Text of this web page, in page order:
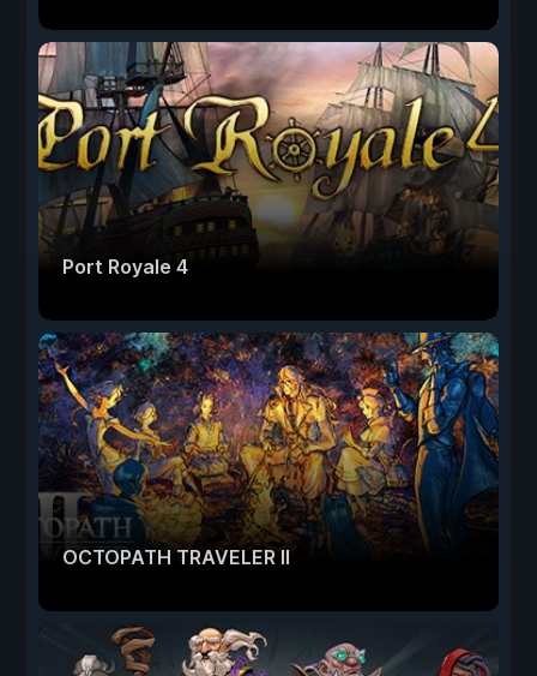
Port Royale 4
OCTOPATH TRAVELER II